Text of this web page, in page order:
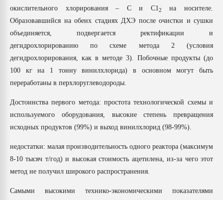
окислительного хлорирования – С и С12
на носителе.
Образовавшийся на обеих стадиях ДХЭ после очистки и сушки
объединяется, подвергается ректификации и
дегидрохлорированию по схеме метода 2 (условия
дегидрохлорирования, как в методе 3). Побочные продукты (до
100 кг на 1 тонну винилхлорида) в основном могут быть
переработаны в перхлоруглеводороды.
Достоинства первого метода: простота технологической схемы и
используемого оборудования, высокие степень превращения
исходных продуктов (99%) и выход винилхлорид (98-99%).
недостатки: малая производительность одного реактора (максимум
8-10 тысяч т/год) и высокая стоимость ацетилена, из-за чего этот
метод не получил широкого распространения.
Самыми высокими технико-экономическими показателями